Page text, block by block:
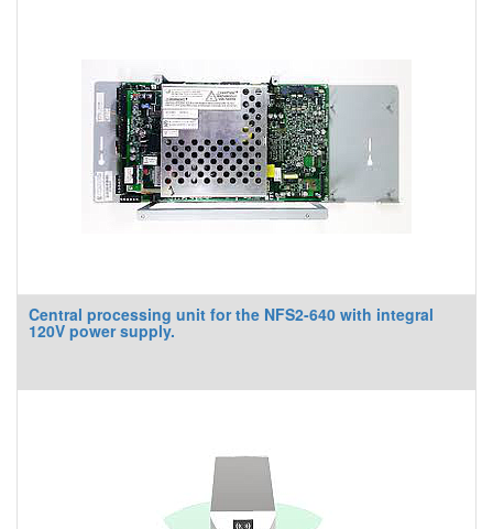
Central processing unit for the NFS2-640 with integral
120V power supply.